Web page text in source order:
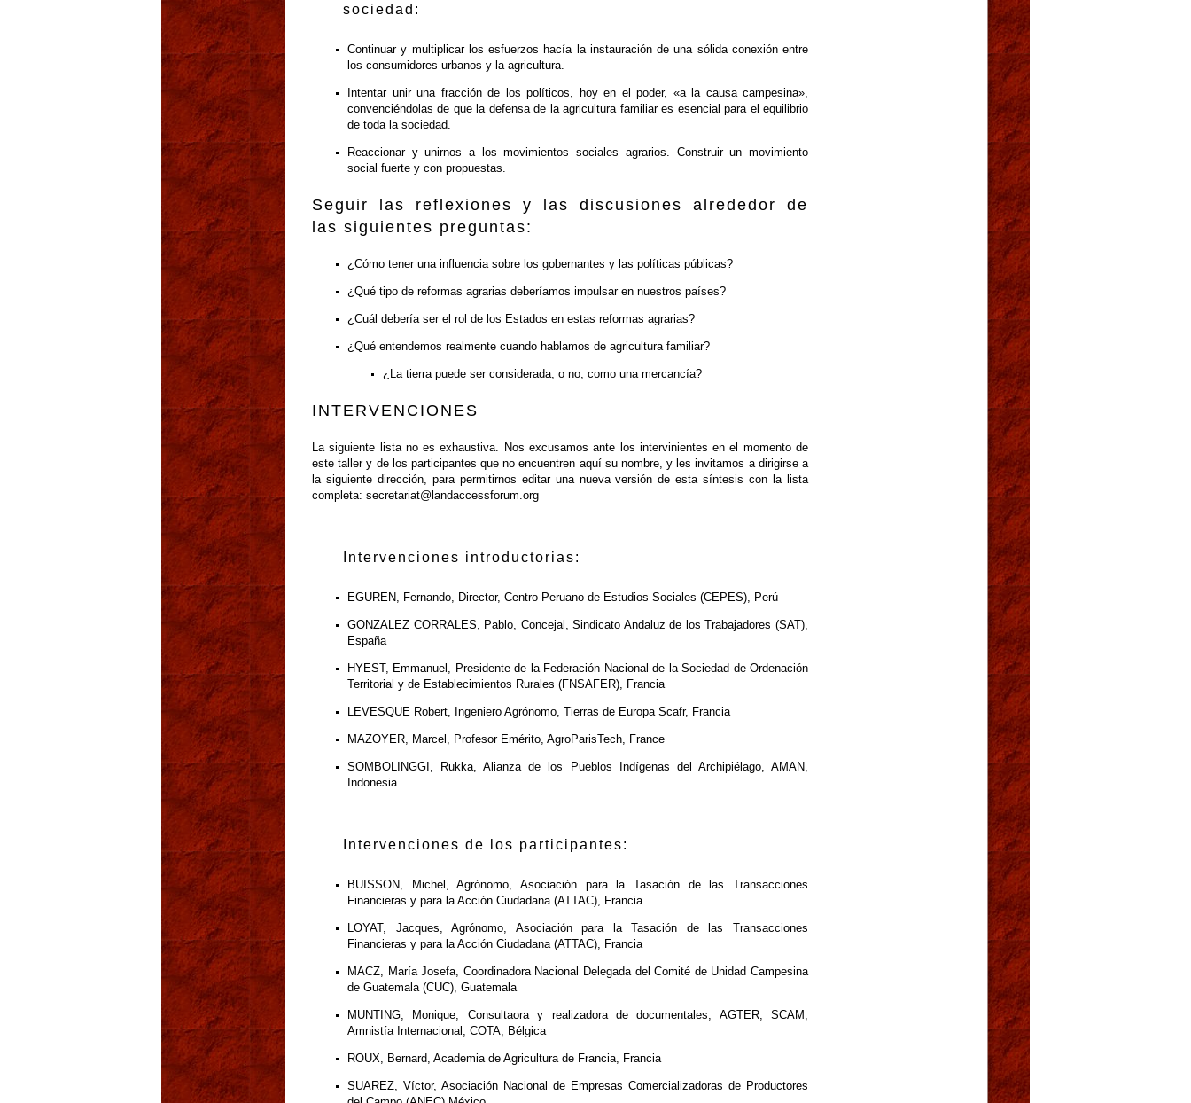
sociedad:
Continuar y multiplicar los esfuerzos hacía la instauración de una sólida conexión entre
los consumidores urbanos y la agricultura.
Intentar unir una fracción de los políticos, hoy en el poder, «a la causa campesina»,
convenciéndolas de que la defensa de la agricultura familiar es esencial para el equilibrio
de toda la sociedad.
Reaccionar y unirnos a los movimientos sociales agrarios. Construir un movimiento
social fuerte y con propuestas.
Seguir las reflexiones y las discusiones alrededor de
las siguientes preguntas:
¿Cómo tener una influencia sobre los gobernantes y las políticas públicas?
¿Qué tipo de reformas agrarias deberíamos impulsar en nuestros países?
¿Cuál debería ser el rol de los Estados en estas reformas agrarias?
¿Qué entendemos realmente cuando hablamos de agricultura familiar?
¿La tierra puede ser considerada, o no, como una mercancía?
INTERVENCIONES
La siguiente lista no es exhaustiva. Nos excusamos ante los intervinientes en el momento de
este taller y de los participantes que no encuentren aquí su nombre, y les invitamos a dirigirse a
la siguiente dirección, para permitirnos editar una nueva versión de esta síntesis con la lista
completa: secretariat@landaccessforum.org
Intervenciones introductorias:
EGUREN, Fernando, Director, Centro Peruano de Estudios Sociales (CEPES), Perú
GONZALEZ CORRALES, Pablo, Concejal, Sindicato Andaluz de los Trabajadores (SAT),
España
HYEST, Emmanuel, Presidente de la Federación Nacional de la Sociedad de Ordenación
Territorial y de Establecimientos Rurales (FNSAFER), Francia
LEVESQUE Robert, Ingeniero Agrónomo, Tierras de Europa Scafr, Francia
MAZOYER, Marcel, Profesor Emérito, AgroParisTech, France
SOMBOLINGGI, Rukka, Alianza de los Pueblos Indígenas del Archipiélago, AMAN,
Indonesia
Intervenciones de los participantes:
BUISSON, Michel, Agrónomo, Asociación para la Tasación de las Transacciones
Financieras y para la Acción Ciudadana (ATTAC), Francia
LOYAT, Jacques, Agrónomo, Asociación para la Tasación de las Transacciones
Financieras y para la Acción Ciudadana (ATTAC), Francia
MACZ, María Josefa, Coordinadora Nacional Delegada del Comité de Unidad Campesina
de Guatemala (CUC), Guatemala
MUNTING, Monique, Consultaora y realizadora de documentales, AGTER, SCAM,
Amnistía Internacional, COTA, Bélgica
ROUX, Bernard, Academia de Agricultura de Francia, Francia
SUAREZ, Víctor, Asociación Nacional de Empresas Comercializadoras de Productores